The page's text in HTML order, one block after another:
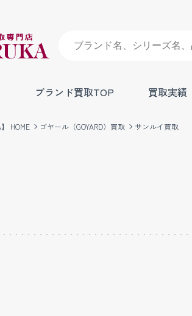
ブランド買取TOP 買取実績
HOME ゴヤール（GOYARD）買取 サンルイ買取